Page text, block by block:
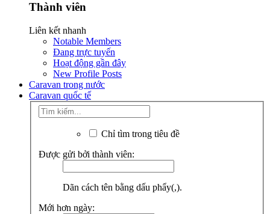
Thành viên
Liên kết nhanh
Notable Members
Đang trực tuyến
Hoạt động gần đây
New Profile Posts
Caravan trong nước
Caravan quốc tế
Chỉ tìm trong tiêu đề
Được gửi bởi thành viên:
Dãn cách tên bằng dấu phẩy(,).
Mới hơn ngày: